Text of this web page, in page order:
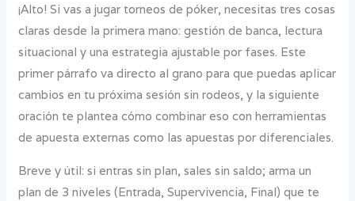
¡Alto! Si vas a jugar torneos de póker, necesitas tres cosas
claras desde la primera mano: gestión de banca, lectura
situacional y una estrategia ajustable por fases. Este
primer párrafo va directo al grano para que puedas aplicar
cambios en tu próxima sesión sin rodeos, y la siguiente
oración te plantea cómo combinar eso con herramientas
de apuesta externas como las apuestas por diferenciales.
Breve y útil: si entras sin plan, sales sin saldo; arma un
plan de 3 niveles (Entrada, Supervivencia, Final) que te